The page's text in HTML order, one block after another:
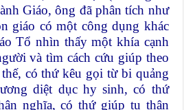
Giáo, ông đã phân tích như
giáo có một công dụng khác
Tổ nhìn thấy một khía cạnh
và tìm cách cứu giúp theo
có thứ kêu gọi từ bi quảng
diệt dục hy sinh, có thứ
nghĩa, có thứ giúp tu thân